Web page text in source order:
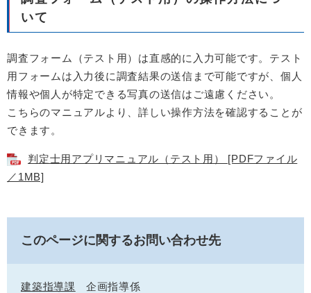
いて
調査フォーム（テスト用）は直感的に入力可能です。テスト
用フォームは入力後に調査結果の送信まで可能ですが、個人
情報や個人が特定できる写真の送信はご遠慮ください。
こちらのマニュアルより、詳しい操作方法を確認することが
できます。
判定士用アプリマニュアル（テスト用） [PDFファイル
／1MB]
このページに関するお問い合わせ先
建築指導課 企画指導係